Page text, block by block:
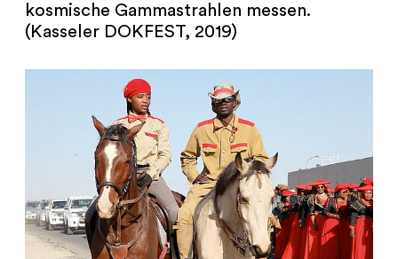
kosmische Gammastrahlen messen.
(Kasseler DOKFEST, 2019)